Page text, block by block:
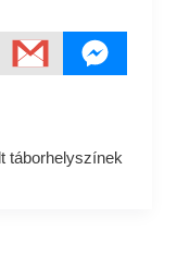
táborhelyszínek